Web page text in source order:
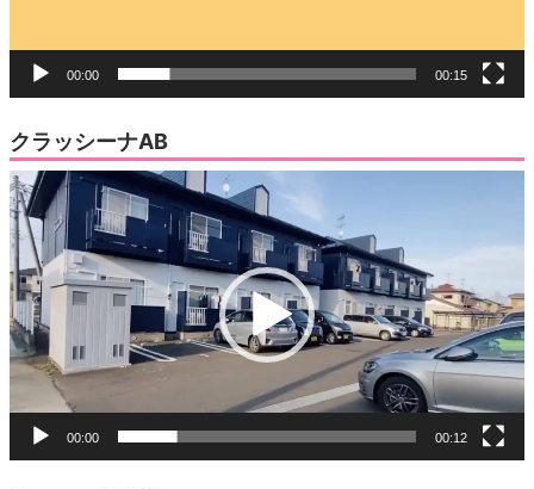
00:00 00:15
クラッシーナAB
動
画
プ
レ
ー
ヤ
ー
00:00 00:12